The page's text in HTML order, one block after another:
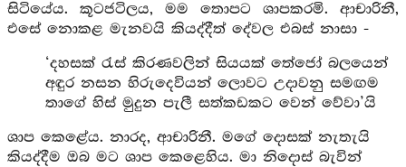
සිටියේය. කූටජටිලය, මම තොපට ශාපකරමි. ආචාරිනී,
එසේ නොකළ මැනවයි කියද්දීත් දේවල එබස් නාසා -
‘දහසක් රැස් කිරණවලින් සියයක් තේජෝ බලයෙන්
අඳුර නසන හිරුදෙවියන් ලොවට උදාවනු සමඟම
තාගේ හිස් මුදුන පැලී සත්කඩකට වෙන් වේවා’යි
ශාප කෙළේය. නාරද, ආචාරිනී. මගේ දොසක් නැතැයි
කියද්දීම ඔබ මට ශාප කෙළෙහිය. මා නිදොස් බැවින්